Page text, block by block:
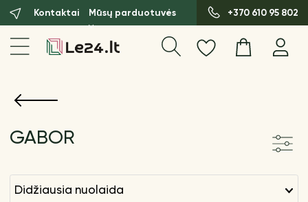
Kontaktai Mūsų parduotuvės +370 610 95 802
GABOR
didžiausia nuolaida